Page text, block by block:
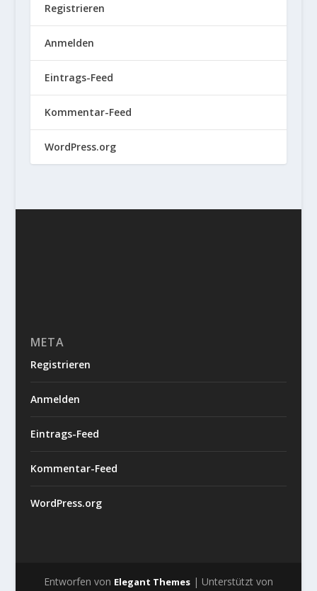
Registrieren
Anmelden
Eintrags-Feed
Kommentar-Feed
WordPress.org
META
Registrieren
Anmelden
Eintrags-Feed
Kommentar-Feed
WordPress.org
Entworfen von Elegant Themes| Unterstützt von